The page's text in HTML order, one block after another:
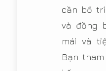
cần bố
và đồng
mái và
Bạn